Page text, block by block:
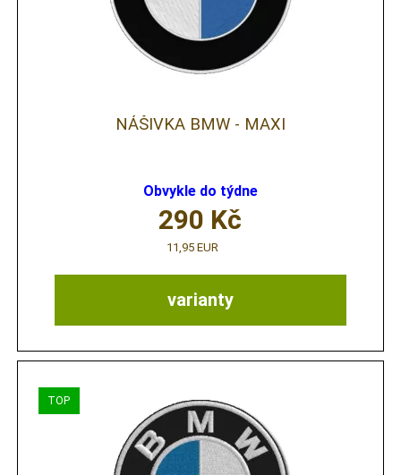
NÁŠIVKA BMW - MAXI
Obvykle do týdne
varianty
290 Kč
11,95 EUR